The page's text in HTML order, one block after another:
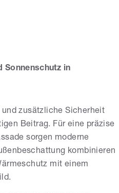
Sonnenschutz in
und zusätzliche Sicherheit
Beitrag. Für eine präzise
sorgen moderne
kombinieren
mit einem